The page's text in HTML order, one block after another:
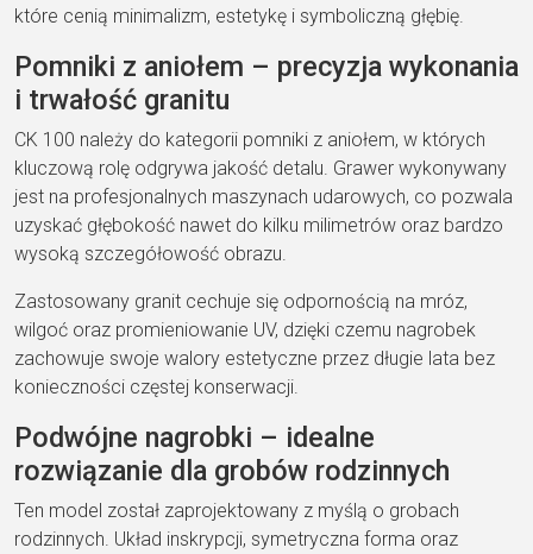
które cenią minimalizm, estetykę i symboliczną głębię.
Pomniki z aniołem – precyzja wykonania
i trwałość granitu
CK 100 należy do kategorii pomniki z aniołem, w których
kluczową rolę odgrywa jakość detalu. Grawer wykonywany
jest na profesjonalnych maszynach udarowych, co pozwala
uzyskać głębokość nawet do kilku milimetrów oraz bardzo
wysoką szczegółowość obrazu.
Zastosowany granit cechuje się odpornością na mróz,
wilgoć oraz promieniowanie UV, dzięki czemu nagrobek
zachowuje swoje walory estetyczne przez długie lata bez
konieczności częstej konserwacji.
Podwójne nagrobki – idealne
rozwiązanie dla grobów rodzinnych
Ten model został zaprojektowany z myślą o grobach
rodzinnych. Układ inskrypcji, symetryczna forma oraz